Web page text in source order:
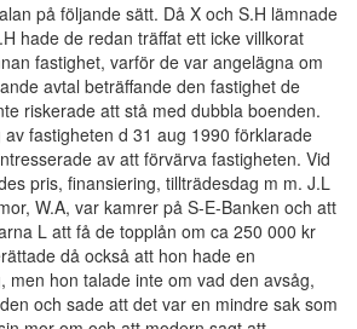
på följande sätt. Då X och S.H lämnade
hade de redan träffat ett icke villkorat
fastighet, varför de var angelägna om
avtal beträffande den fastighet de
riskerade att stå med dubbla boenden.
fastigheten d 31 aug 1990 förklarade
av att förvärva fastigheten. Vid
pris, finansiering, tillträdesdag m m. J.L
W.A, var kamrer på S-E-Banken och att
L att få de topplån om ca 250 000 kr
då också att hon hade en
men hon talade inte om vad den avsåg,
och sade att det var en mindre sak som